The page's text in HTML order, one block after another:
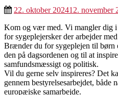
22. oktober 202412. november
Kom og vær med. Vi mangler dig i
for sygeplejersker der arbejder
Brænder du for sygeplejen til børn
den på dagsordenen og til at
samfundsmæssigt og politisk.
Vil du gerne selv inspireres? Det
gennem bestyrelsesarbejdet, både
europæiske samarbejde.